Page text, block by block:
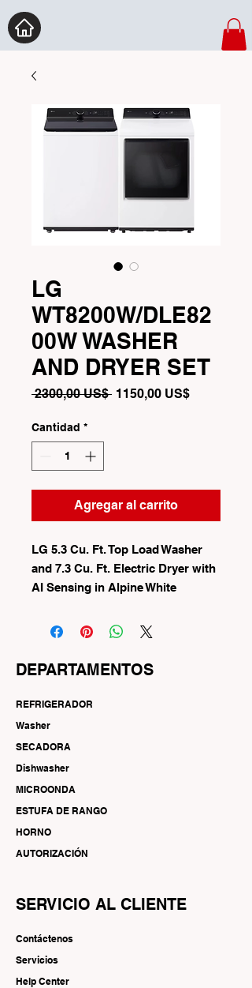
LG
WT8200W/DLE82
00W WASHER
AND DRYER SET
2300,00 US$ Precio
1150,00 US$Precio
Cantidad *
Agregar al carrito
LG 5.3 Cu. Ft. Top Load Washer
and 7.3 Cu. Ft. Electric Dryer with
AI Sensing in Alpine White
DEPARTAMENTOS
REFRIGERADOR
Washer
SECADORA
Dishwasher
MICROONDA
ESTUFA DE RANGO
HORNO
AUTORIZACIÓN
SERVICIO AL CLIENTE
Contáctenos
Servicios
Help Center